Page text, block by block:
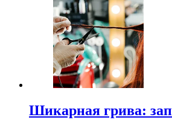
Шикарная грива: